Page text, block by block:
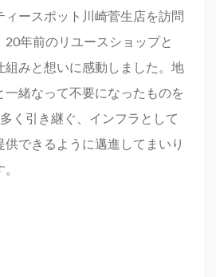
ィースポット川崎菅生店を訪問
20年前のリユースショップと
組みと想いに感動しました。地
緒なって不要になったものを
く引き継ぐ、インフラとして
できるように邁進してまいり